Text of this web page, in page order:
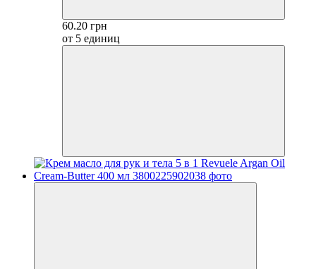
60.20 грн
от 5 единиц